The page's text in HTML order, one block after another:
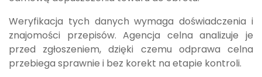
Weryfikacja tych danych wymaga doświadczenia i
znajomości przepisów. Agencja celna analizuje je
przed zgłoszeniem, dzięki czemu odprawa celna
przebiega sprawnie i bez korekt na etapie kontroli.